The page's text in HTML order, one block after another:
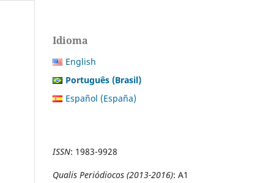
Idioma
English
Português (Brasil)
Español (España)
ISSN: 1983-9928
Qualis Periódiocos (2013-2016): A1